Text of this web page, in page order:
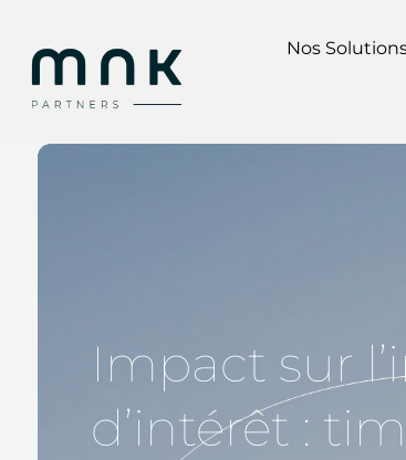
Nos
Impact sur
d’intérêt :